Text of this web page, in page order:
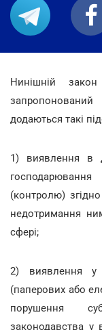
Нинішній
додаються такі
1) виявлення в
(контролю)
недотримання
сфері;
2) виявлення у
(паперових або
порушення
законодавства у